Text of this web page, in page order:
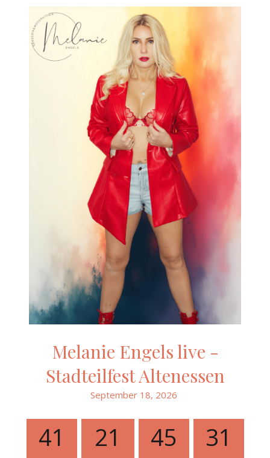
Melanie Engels live -
Stadteilfest Altenessen
September 18, 2026
41 21 45 30